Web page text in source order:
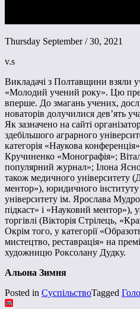
Thursday September / 30, 2021
v.s
Викладачі з Полтавщини взяли
«Молодий учений року». Цю
вперше. До змагань учених,
новаторів долучилися дев’ять
Як зазначено на сайті
здебільшого аграрного
категорія «Наукова
Кручиненко «Монографія»;
популярний журнал»; Ілона
також медичного університету
ментор»), юридичного
університету ім. Ярослава
підкаст» і «Науковий ментор»),
торгівлі (Вікторія Стрілець,
Окрім того, у категорії
мистецтво, реставрація» на
художницю Роксолану Дудку.
Альона Зимня
Posted in СуспільствоTagged